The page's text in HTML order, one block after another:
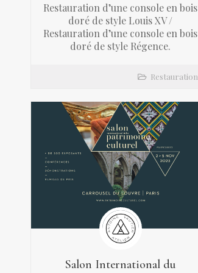
Restauration d’une console en bois
doré de style Louis XV /
Restauration d’une console en bois
doré de style Régence.
Restauration
Salon International du